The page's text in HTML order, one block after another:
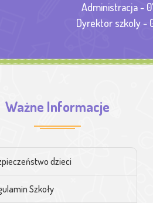
Administracja -
Dyrektor szkoly -
Ważne Informacje
dzieci
Szkoły